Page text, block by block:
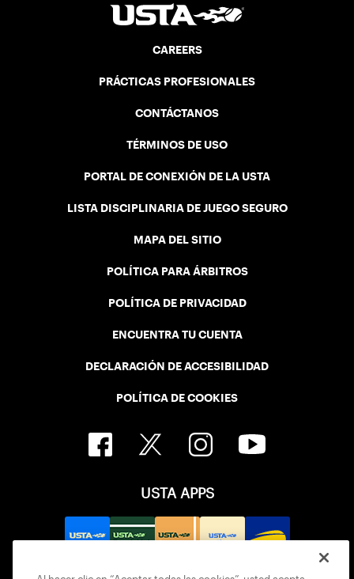
CAREERS
PRÁCTICAS PROFESIONALES
CONTÁCTANOS
TÉRMINOS DE USO
PORTAL DE CONEXIÓN DE LA USTA
LISTA DISCIPLINARIA DE JUEGO SEGURO
MAPA DEL SITIO
POLÍTICA PARA ÁRBITROS
POLÍTICA DE PRIVACIDAD
ENCUENTRA TU CUENTA
DECLARACIÓN DE ACCESIBILIDAD
POLÍTICA DE COOKIES
USTA APPS